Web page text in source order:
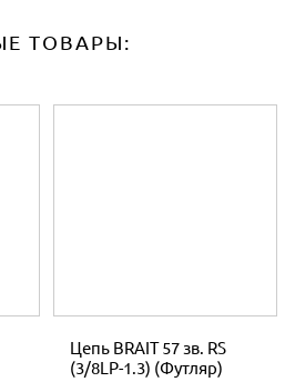
ТОВАРЫ:
Цепь BRAIT 57 зв. RS
(3/8LP-1.3) (Футляр)